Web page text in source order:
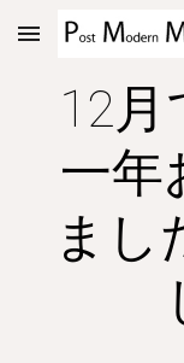
Skip to main
12月
一年
まし